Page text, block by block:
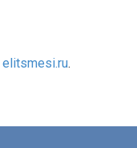
elitsmesi.ru.